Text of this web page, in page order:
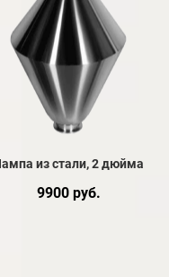
из стали, 2 дюйма
9900 руб.